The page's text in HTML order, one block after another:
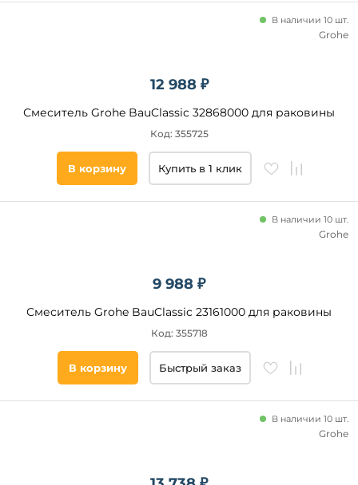
12 988 ₽
Смеситель Grohe BauClassic 32868000 для раковины
В наличии 10 шт.
Код: 355725
Grohe
В корзину Купить в 1 клик
9 988 ₽
Смеситель Grohe BauClassic 23161000 для раковины
В наличии 10 шт.
Код: 355718
Grohe
В корзину Быстрый заказ
В наличии 10 шт.
Grohe